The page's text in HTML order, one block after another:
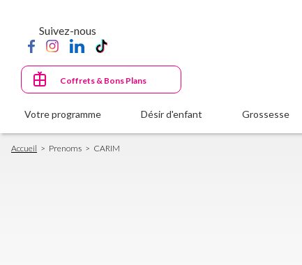
principal
Suivez-nous
Coffrets & Bons Plans
Votre programme Désir d'enfant Grossesse
Fil
d'Ariane
Accueil Prenoms CARIM